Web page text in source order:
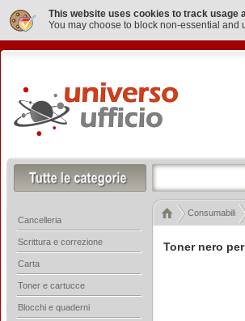
This website uses cookies to track usage
You may choose to block non-essential and
Toner nero
Consumabili
Cancelleria
Scrittura e correzione
Carta
Toner e cartucce
Blocchi e quaderni